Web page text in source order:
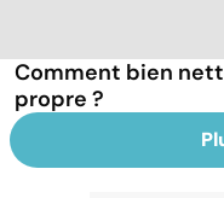
Comment bien
propre ?